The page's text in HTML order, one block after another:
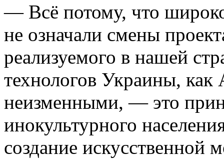
— Всё потому, что
не означали смены
реализуемого в нашей
технологов Украины, как
неизменными, — это
инокультурного
создание искусственной